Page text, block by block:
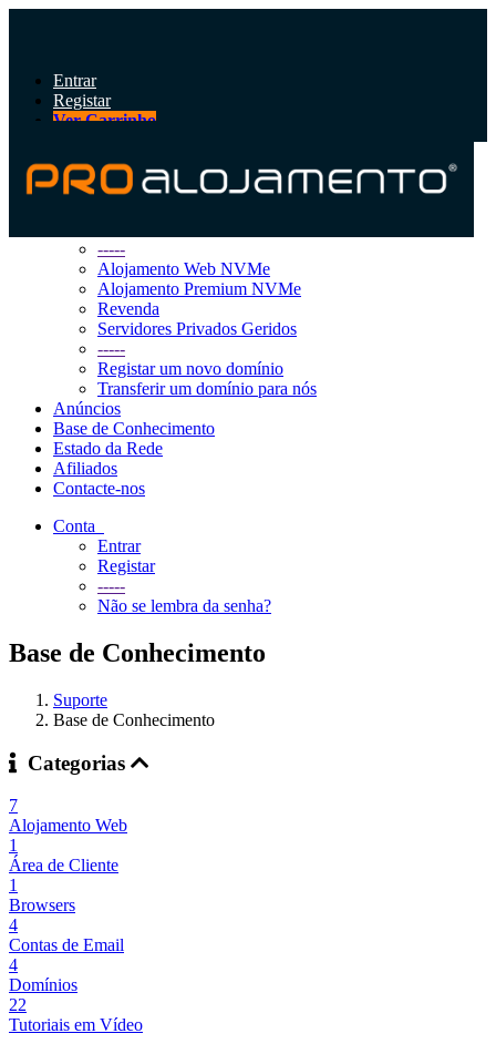
Entrar
Registar
Ver Carrinho
Alternar
navegação
Área do Cliente
-----
Alojamento Web NVMe
Alojamento Premium NVMe
Revenda
Servidores Privados Geridos
-----
Registar um novo domínio
Transferir um domínio para nós
Anúncios
Base de Conhecimento
Estado da Rede
Afiliados
Contacte-nos
Conta
Entrar
Registar
-----
Não se lembra da senha?
Base de Conhecimento
Suporte
Base de Conhecimento
Categorias
7
Alojamento Web
1
Área de Cliente
1
Browsers
4
Contas de Email
4
Domínios
22
Tutoriais em Vídeo